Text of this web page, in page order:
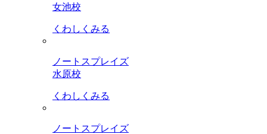
女池校
くわしくみる
ノートスプレイズ
水原校
くわしくみる
ノートスプレイズ